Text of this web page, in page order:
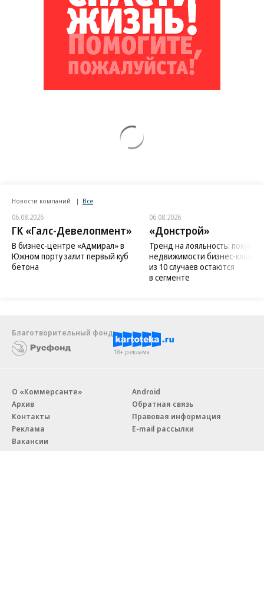
Новости компаний Все
06.08.2026
ГК «Галс-Девелопмент»
В бизнес-центре «Адмирал» в
Южном порту залит первый куб
бетона
06.08.2026
«Донстрой»
Тренд на лояльность:
недвижимости бизнес-класса
из 10 случаев остаются
в сегменте
Благотворительный фонд
18+ реклама
О «Коммерсанте»
Архив
Контакты
Реклама
Вакансии
Android
Обратная связь
Правовая информация
E-mail рассылки